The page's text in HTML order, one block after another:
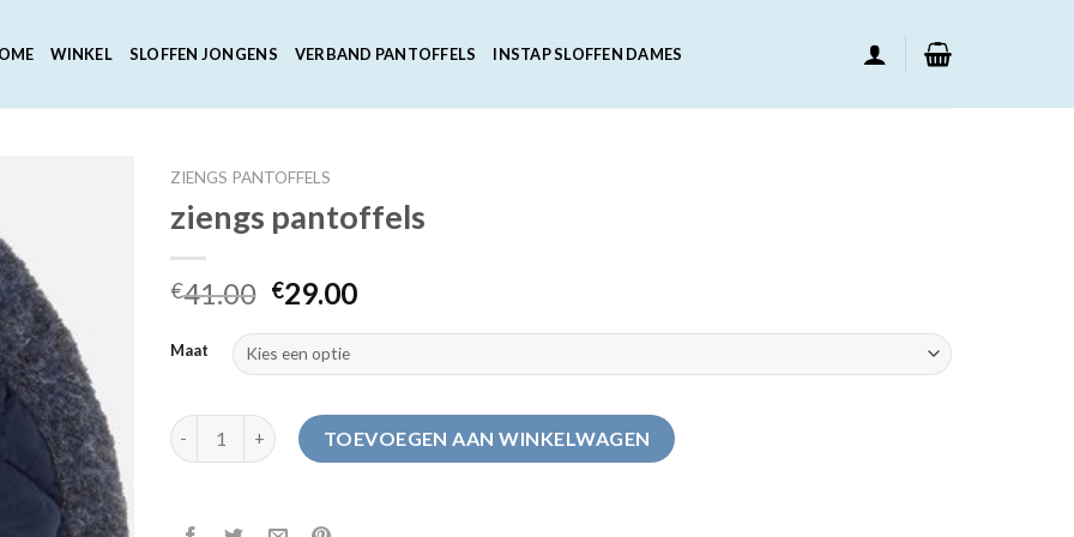
WINKEL SLOFFEN JONGENS VERBAND PANTOFFELS INSTAP SLOFFEN DAMES
ZIENGS PANTOFFELS
ziengs pantoffels
€41.00 €29.00
Maat
ziengs pantoffels aantalTOEVOEGEN AAN WINKELWAGEN